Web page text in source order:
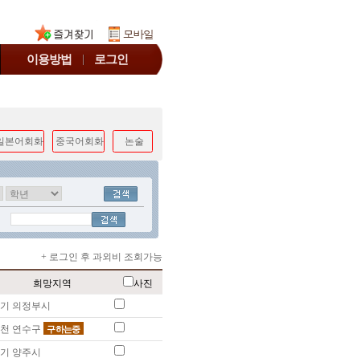
이용방법 로그인
본어회화 중국어회화 논술
+ 로그인 후 과외비 조회가능
희망지역
사진
의정부시
연수구 구하는중
양주시